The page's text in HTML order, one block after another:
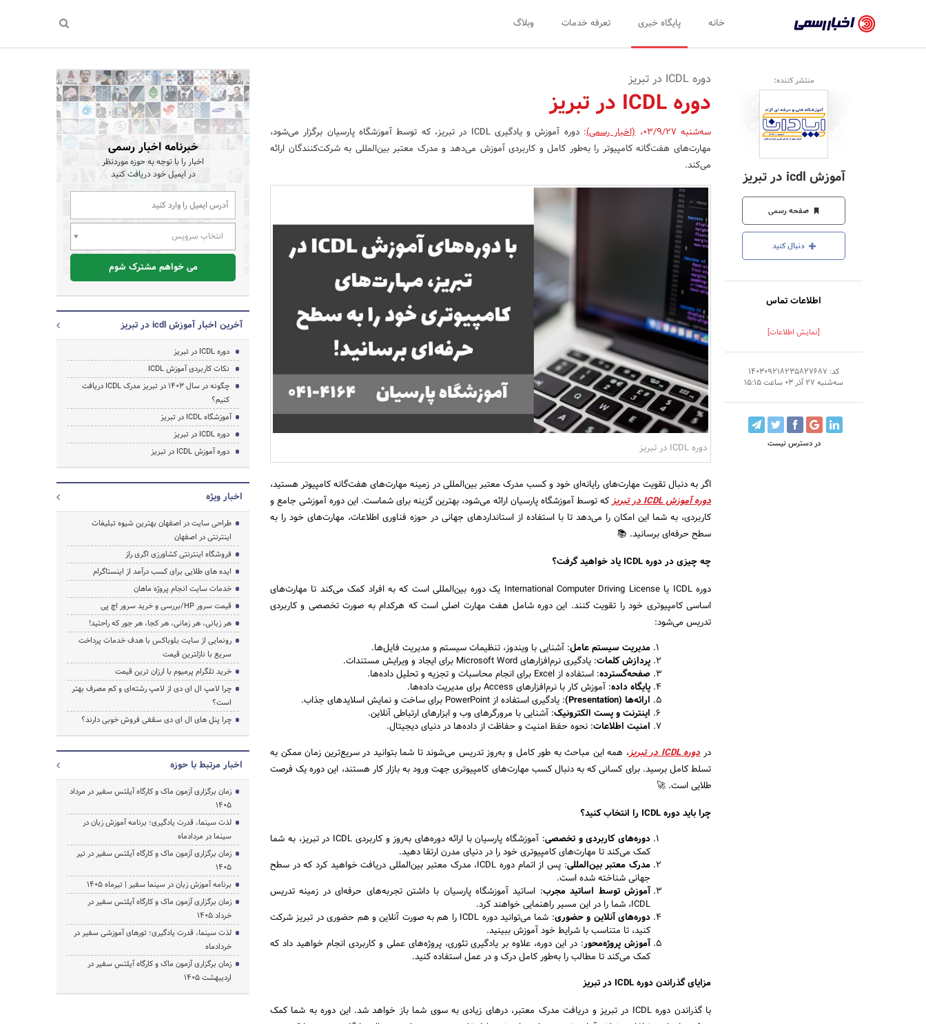
رسمی
-
اخبار
تایید
شده
شرکت‌ها،
سازمان‌ها
و
روابط
عمومی‌ها
خانه پایگاه خبری تعرفه خدمات وبلاگ
جستجو
منتشر کننده:
آموزش icdl در تبریز
صفحه رسمی
دنبال کنید
اطلاعات تماس
[نمایش اطلاعات]
کد: 140309218235827687
سه‌شنبه 27 آذر 03 ساعت 15:15
در دسترس نیست
دوره ICDL در تبریز
دوره ICDL در تبریز
سه‌شنبه 03/9/27 ،(اخبار رسمی):
دوره آموزش و یادگیری ICDL در تبریز، که توسط آموزشگاه پارسیان برگزار می‌شود،
مهارت‌های هفت‌گانه کامپیوتر را به‌طور کامل و کاربردی آموزش می‌دهد و مدرک معتبر بین‌المللی به شرکت‌کنندگان ارائه
می‌کند.
دوره ICDL در تبریز
اگر به دنبال تقویت مهارت‌های رایانه‌ای خود و کسب مدرک معتبر بین‌المللی در زمینه مهارت‌های هفت‌گانه کامپیوتر هستید،
دوره آموزش ICDL در تبریز
که توسط آموزشگاه پارسیان ارائه می‌شود، بهترین گزینه برای شماست. این دوره آموزشی جامع و
کاربردی، به شما این امکان را می‌دهد تا با استفاده از استانداردهای جهانی در حوزه فناوری اطلاعات، مهارت‌های خود را به
سطح حرفه‌ای برسانید. 📚
چه چیزی در دوره
یاد خواهید گرفت؟
دوره ICDL یا International Computer Driving License یک دوره بین‌المللی است که به افراد کمک می‌کند تا مهارت‌های
اساسی کامپیوتری خود را تقویت کنند. این دوره شامل هفت مهارت اصلی است که هرکدام به صورت تخصصی و کاربردی
تدریس می‌شود:
مدیریت سیستم‌ عامل: آشنایی با ویندوز، تنظیمات سیستم و مدیریت فایل‌ها.
پردازش کلمات: یادگیری نرم‌افزارهای Microsoft Word برای ایجاد و ویرایش مستندات.
صفحه‌گسترده: استفاده از Excel برای انجام محاسبات و تجزیه و تحلیل داده‌ها.
پایگاه‌ داده: آموزش کار با نرم‌افزارهای Access برای مدیریت داده‌ها.
ارائه‌ها (Presentation)
: یادگیری استفاده از PowerPoint برای ساخت و نمایش اسلایدهای جذاب.
اینترنت و پست الکترونیک: آشنایی با مرورگرهای وب و ابزارهای ارتباطی آنلاین.
امنیت اطلاعات: نحوه حفظ امنیت و حفاظت از داده‌ها در دنیای دیجیتال.
دردوره ICDL در تبریز
، همه این مباحث به طور کامل و به‌روز تدریس می‌شوند تا شما بتوانید در سریع‌ترین زمان ممکن به
تسلط کامل برسید. برای کسانی که به دنبال کسب مهارت‌های کامپیوتری جهت ورود به بازار کار هستند، این دوره یک فرصت
طلایی است. 🚀
چرا باید دوره
را انتخاب کنید؟
دوره‌های کاربردی و تخصصی
: آموزشگاه پارسیان با ارائه دوره‌های به‌روز و کاربردی ICDL در تبریز، به شما
کمک می‌کند تا مهارت‌های کامپیوتری خود را در دنیای مدرن ارتقا دهید.
مدرک معتبر بین‌المللی
: پس از اتمام دوره ICDL، مدرک معتبر بین‌المللی دریافت خواهید کرد که در سطح
جهانی شناخته شده است.
آموزش توسط اساتید مجرب: اساتید آموزشگاه پارسیان با داشتن تجربه‌های حرفه‌ای در زمینه تدریس
ICDL، شما را در این مسیر راهنمایی خواهند کرد.
دوره‌های آنلاین و حضوری
: شما می‌توانید دوره ICDL را هم به صورت آنلاین و هم حضوری در تبریز شرکت
کنید، تا متناسب با شرایط خود آموزش ببینید.
آموزش پروژه‌محور: در این دوره، علاوه بر یادگیری تئوری، پروژه‌های عملی و کاربردی انجام خواهید داد که
کمک می‌کند تا مطالب را به‌طور کامل درک و در عمل استفاده کنید.
مزایای گذراندن دوره
در تبریز
با گذراندن دوره ICDL در تبریز و دریافت مدرک معتبر، درهای زیادی به سوی شما باز خواهد شد. این دوره به شما کمک
خبرنامه اخبار رسمی
اخبار را با توجه به حوزه موردنظر
در ایمیل خود دریافت کنید
انتخاب سرویس
می خواهم مشترک شوم
آخرین اخبار آموزش icdl در تبریز
دوره ICDL در تبریز
نکات کاربردی آموزش ICDL
چگونه در سال 1403 در تبریز مدرک ICDL دریافت
کنیم؟
آموزشگاه ICDL در تبریز
دوره ICDL در تبریز
دوره آموزش ICDL در تبریز
اخبار ویژه
طراحی سایت در اصفهان بهترین شیوه تبلیغات
اینترنتی در اصفهان
فروشگاه اینترنتی کشاورزی اگری راز
ایده های طلایی برای کسب درآمد از اینستاگرام
خدمات سایت انجام پروژه ماهان
قیمت سرور HP/بررسی و خرید سرور اچ پی
هر زبانی، هر زمانی، هر کجا، هر جور که راحتید!
رونمایی از سایت بلوباکس با هدف خدمات پرداخت
سریع با نازلترین قیمت
خرید تلگرام پرمیوم با ارزان ترین قیمت
چرا لامپ ال ای دی از لامپ رشته‌ای و کم مصرف بهتر
است؟
چرا پنل های ال ای دی سقفی فروش خوبی دارند؟
اخبار مرتبط با حوزه
زمان برگزاری آزمون ماک و کارگاه آیلتس سفیر در مرداد
1405
لذت سینما، قدرت یادگیری؛ برنامه آموزش زبان در
سینما در مردادماه
زمان برگزاری آزمون ماک و کارگاه آیلتس سفیر در تیر
1405
برنامه آموزش زبان در سینما سفیر | تیرماه ۱۴۰۵
زمان برگزاری آزمون ماک و کارگاه آیلتس سفیر در
خرداد 1405
لذت سینما، قدرت یادگیری؛ تورهای آموزشی سفیر در
خردادماه
زمان برگزاری آزمون ماک و کارگاه آیلتس سفیر در
اردیبهشت 1405